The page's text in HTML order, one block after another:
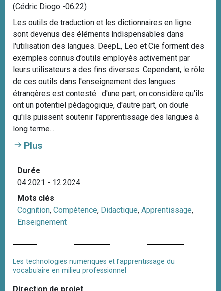
(Cédric Diogo -06.22)
Les outils de traduction et les dictionnaires en ligne
sont devenus des éléments indispensables dans
l'utilisation des langues. DeepL, Leo et Cie forment des
exemples connus d’outils employés activement par
leurs utilisateurs à des fins diverses. Cependant, le rôle
de ces outils dans l'enseignement des langues
étrangères est contesté : d'une part, on considère qu'ils
ont un potentiel pédagogique, d'autre part, on doute
qu'ils puissent soutenir l'apprentissage des langues à
long terme...
Plus
Durée
04.2021 - 12.2024
Mots clés
Cognition, Compétence, Didactique, Apprentissage,
Enseignement
Les technologies numériques et l’apprentissage du
vocabulaire en milieu professionnel
Direction de projet